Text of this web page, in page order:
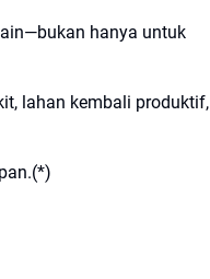
hanya untuk
lahan kembali produktif,